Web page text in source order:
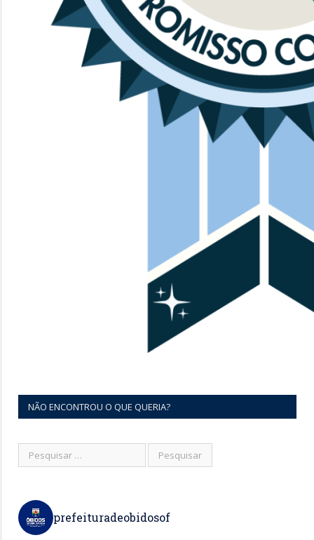
NÃO ENCONTROU O QUE QUERIA?
prefeituradeobidosof